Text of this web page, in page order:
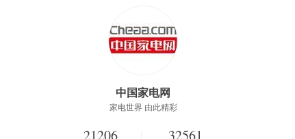
中国家电网
家电世界 由此精彩
21206 32561